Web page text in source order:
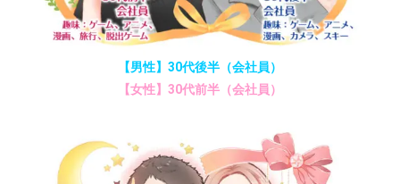
【男性】30代後半（会社員）
【女性】30代前半（会社員）